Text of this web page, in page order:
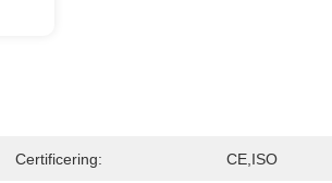
Certificering: CE,ISO